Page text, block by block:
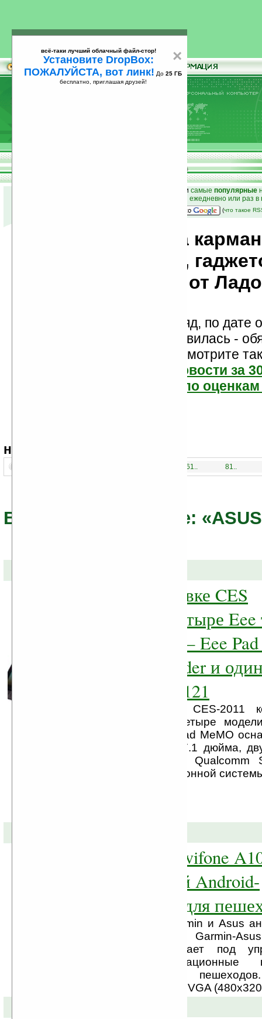
25
и самые популярные
на email ежедневно или раз
(что такое
Новости мира
компьютеров,
мобильности от
Новости показаны подряд, по дате
Если новость вам понравилась -
проголосуйте! Посмотрите
самые читаемые новости за
самые лучшие новости по оценкам
навигация:
61.. 81..
Все новости по теме:
ASUS на выставке CES
представила четыре
три андроида — Eee
Transformer, Slider и
— Eee Slate EP121
Вчера на выставке CES-2011
представила сразу четыре
Первый из них Eee Pad MeMO
дисплеем размером 7.1 дюйма,
работает на чипсете Qualcomm
управлением операционной
Garmin-Asus nuvifone
навигационный Android-
коммуникатор для
Тандем компаний Garmin и Asus
новый коммуникатор Garmin-
Коммуникатор работает под
Android, а навигационные
оптимизированы под
оснащён сенсорным HVGA
×
всё-таки лучший облачный файл-стор!
Установите DropBox:
ПОЖАЛУЙСТА, вот линк! До 25 ГБ
бесплатно, приглашая друзей!